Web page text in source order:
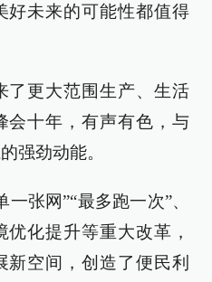
好未来的可能性都值得
了更大范围生产、生活
会十年，有声有色，与
强劲动能。
张网”“最多跑一次”、
化提升等重大改革，
空间，创造了便民利